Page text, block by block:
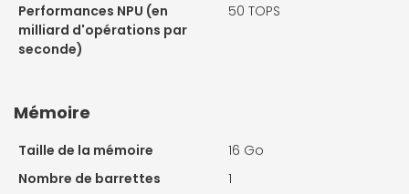
Performances NPU (en
milliard d'opérations par
seconde)
50 TOPS
Mémoire
Taille de la mémoire
16 Go
Nombre de barrettes
1